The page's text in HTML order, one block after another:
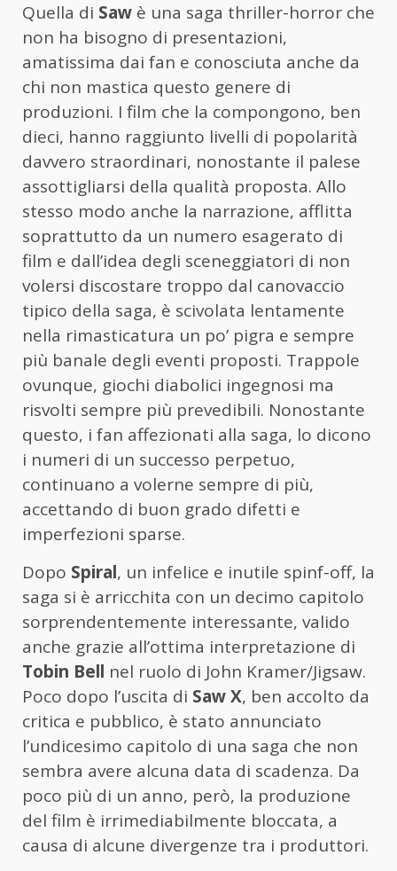
Quella di Saw è una saga thriller-horror che
non ha bisogno di presentazioni,
amatissima dai fan e conosciuta anche da
chi non mastica questo genere di
produzioni. I film che la compongono, ben
dieci, hanno raggiunto livelli di popolarità
davvero straordinari, nonostante il palese
assottigliarsi della qualità proposta. Allo
stesso modo anche la narrazione, afflitta
soprattutto da un numero esagerato di
film e dall’idea degli sceneggiatori di non
volersi discostare troppo dal canovaccio
tipico della saga, è scivolata lentamente
nella rimasticatura un po’ pigra e sempre
più banale degli eventi proposti. Trappole
ovunque, giochi diabolici ingegnosi ma
risvolti sempre più prevedibili. Nonostante
questo, i fan affezionati alla saga, lo dicono
i numeri di un successo perpetuo,
continuano a volerne sempre di più,
accettando di buon grado difetti e
imperfezioni sparse.
Dopo Spiral, un infelice e inutile spinf-off, la
saga si è arricchita con un decimo capitolo
sorprendentemente interessante, valido
anche grazie all’ottima interpretazione di
Tobin Bell nel ruolo di John Kramer/Jigsaw.
Poco dopo l’uscita di Saw X, ben accolto da
critica e pubblico, è stato annunciato
l’undicesimo capitolo di una saga che non
sembra avere alcuna data di scadenza. Da
poco più di un anno, però, la produzione
del film è irrimediabilmente bloccata, a
causa di alcune divergenze tra i produttori.